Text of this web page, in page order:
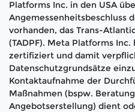
Platforms Inc. in den USA
Angemessenheitsbeschluss
vorhanden, das Trans-
(TADPF). Meta Platforms Inc.
zertifiziert und damit
Datenschutzgrundsätze
Kontaktaufnahme der
Maßnahmen (bspw.
Angebotserstellung) dient